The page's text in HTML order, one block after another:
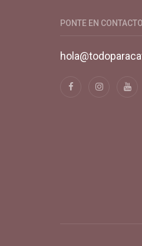
PONTE EN